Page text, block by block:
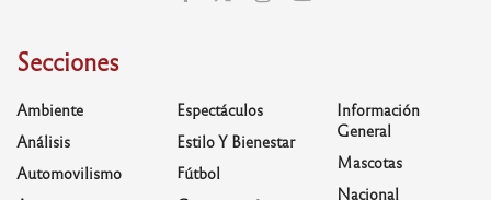
Secciones
Ambiente
Análisis
Automovilismo
Espectáculos
Estilo Y Bienestar
Fútbol
Información
General
Mascotas
Nacional